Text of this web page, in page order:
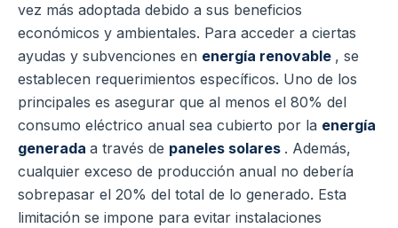
vez más adoptada debido a sus beneficios
económicos y ambientales. Para acceder a ciertas
ayudas y subvenciones en energía renovable , se
establecen requerimientos específicos. Uno de los
principales es asegurar que al menos el 80% del
consumo eléctrico anual sea cubierto por la energía
generada a través de paneles solares . Además,
cualquier exceso de producción anual no debería
sobrepasar el 20% del total de lo generado. Esta
limitación se impone para evitar instalaciones